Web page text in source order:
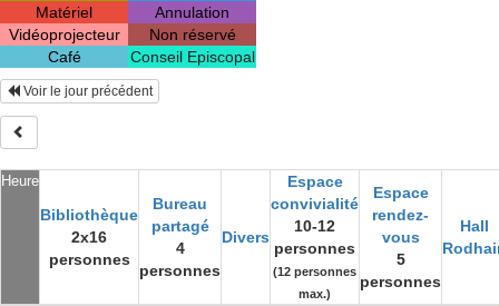
Matériel
Annulation
Vidéoprojecteur
Non réservé
Café
Conseil Episcopal
Heure
Bibliothèque
2x16
personnes
Bureau
partagé
4
personnes
Divers
Espace
convivialité
10-12
personnes
(12 personnes
max.)
Espace
rendez-
vous
5
personnes
Hall
Voir le jour précédent